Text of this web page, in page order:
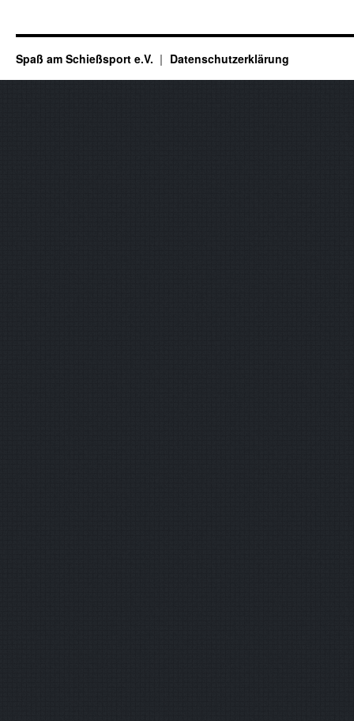
Spaß am Schießsport e.V. Datenschutzerklärung